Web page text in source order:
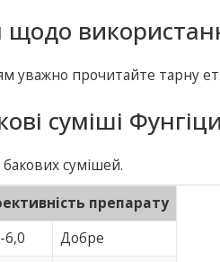
уважно прочитайте тарну
суміші
сумішей.
препарату
6,0
Добре